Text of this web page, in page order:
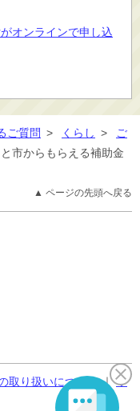
オンラインで申し込
ご質問 > くらし >
ご
市からもらえる補助金
▲ ページの先頭へ戻る
取り扱いについて｜サ